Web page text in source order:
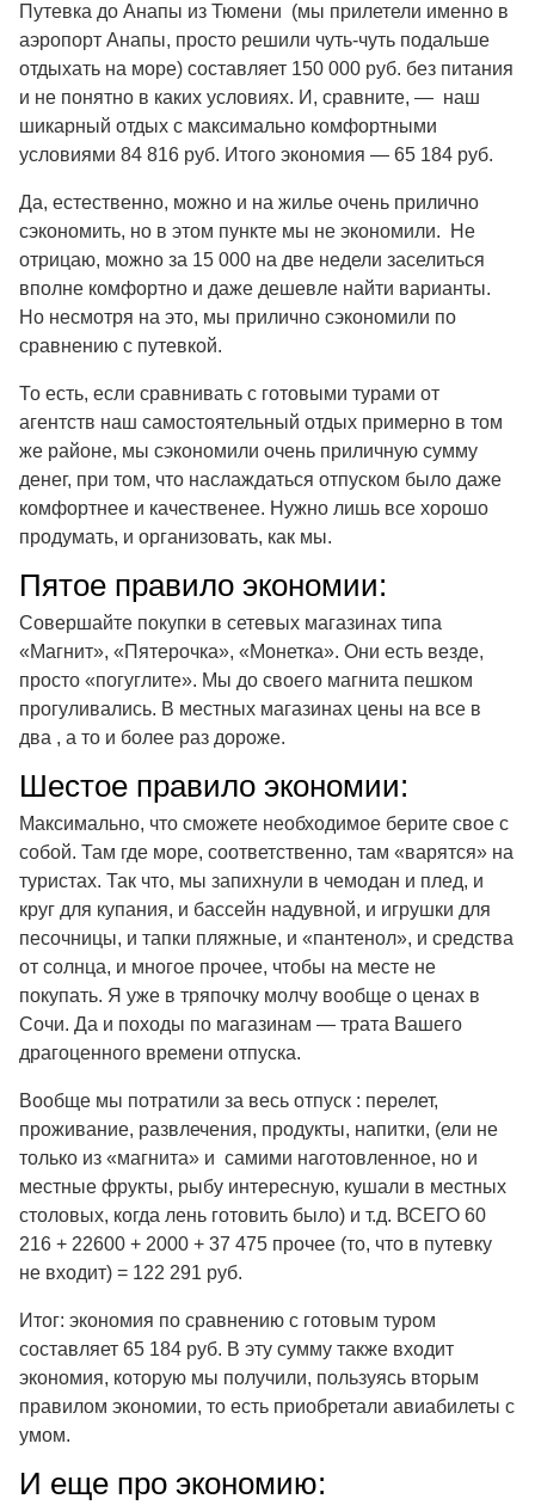
Путевка до Анапы из Тюмени (мы прилетели именно в
аэропорт Анапы, просто решили чуть-чуть подальше
отдыхать на море) составляет 150 000 руб. без питания
и не понятно в каких условиях. И, сравните, — наш
шикарный отдых с максимально комфортными
условиями 84 816 руб. Итого экономия — 65 184 руб.
Да, естественно, можно и на жилье очень прилично
сэкономить, но в этом пункте мы не экономили. Не
отрицаю, можно за 15 000 на две недели заселиться
вполне комфортно и даже дешевле найти варианты.
Но несмотря на это, мы прилично сэкономили по
сравнению с путевкой.
То есть, если сравнивать с готовыми турами от
агентств наш самостоятельный отдых примерно в том
же районе, мы сэкономили очень приличную сумму
денег, при том, что наслаждаться отпуском было даже
комфортнее и качественее. Нужно лишь все хорошо
продумать, и организовать, как мы.
Пятое правило экономии:
Совершайте покупки в сетевых магазинах типа
«Магнит», «Пятерочка», «Монетка». Они есть везде,
просто «погуглите». Мы до своего магнита пешком
прогуливались. В местных магазинах цены на все в
два , а то и более раз дороже.
Шестое правило экономии:
Максимально, что сможете необходимое берите свое с
собой. Там где море, соответственно, там «варятся» на
туристах. Так что, мы запихнули в чемодан и плед, и
круг для купания, и бассейн надувной, и игрушки для
песочницы, и тапки пляжные, и «пантенол», и средства
от солнца, и многое прочее, чтобы на месте не
покупать. Я уже в тряпочку молчу вообще о ценах в
Сочи. Да и походы по магазинам — трата Вашего
драгоценного времени отпуска.
Вообще мы потратили за весь отпуск : перелет,
проживание, развлечения, продукты, напитки, (ели не
только из «магнита» и самими наготовленное, но и
местные фрукты, рыбу интересную, кушали в местных
столовых, когда лень готовить было) и т.д. ВСЕГО 60
216 + 22600 + 2000 + 37 475 прочее (то, что в путевку
не входит) = 122 291 руб.
Итог: экономия по сравнению с готовым туром
составляет 65 184 руб. В эту сумму также входит
экономия, которую мы получили, пользуясь вторым
правилом экономии, то есть приобретали авиабилеты с
умом.
И еще про экономию: